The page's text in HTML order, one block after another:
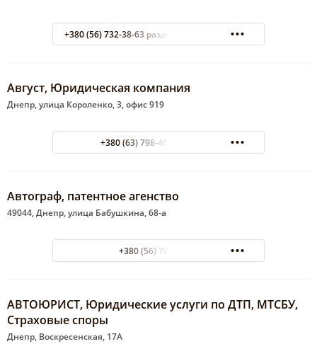
+380 (56) 732-38-63 раздел "Юридические услуги"
Август, Юридическая компания
Днепр, улица Короленко, 3, офис 919
+380 (63) 798-46-47 Михаил
Автограф, патентное агенство
49044, Днепр, улица Бабушкина, 68-а
+380 (56) 796-08-80
АВТОЮРИСТ, Юридические услуги по ДТП, МТСБУ,
Страховые споры
Днепр, Воскресенская, 17А